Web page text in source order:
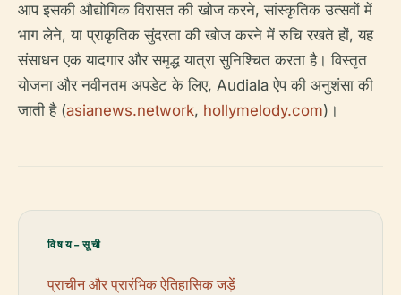
आप इसकी औद्योगिक विरासत की खोज करने, सांस्कृतिक उत्सवों में
भाग लेने, या प्राकृतिक सुंदरता की खोज करने में रुचि रखते हों, यह
संसाधन एक यादगार और समृद्ध यात्रा सुनिश्चित करता है। विस्तृत
योजना और नवीनतम अपडेट के लिए, Audiala ऐप की अनुशंसा की
जाती है (asianews.network, hollymelody.com)।
विषय-सूची
प्राचीन और प्रारंभिक ऐतिहासिक जड़ें